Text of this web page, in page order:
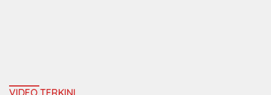
VIDEO TERKINI